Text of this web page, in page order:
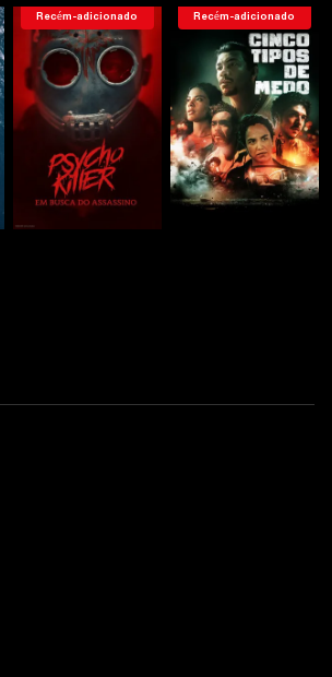
Recém-adicionado Recém-adicionado